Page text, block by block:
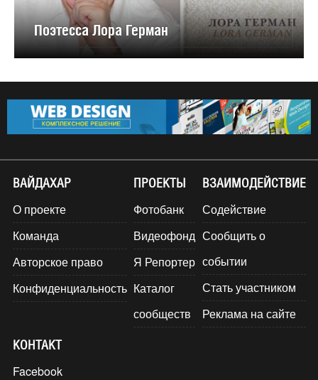
Поэтесса Лора Герман
ВАЙДАХАР
О проекте
Команда
Авторское право
Конфиденциальность
ПРОЕКТЫ
Фотобанк
Видеофонд
Я Репортер
Каталог
сообществ
ВЗАИМОДЕЙСТВИЕ
Содействие
Сообщить о
событии
Стать участником
Реклама на сайте
КОНТАКТ
Facebook